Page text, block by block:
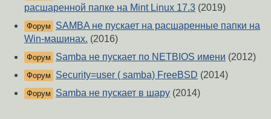
расшаренной папке на Mint Linux 17.3 (2019)
Форум
SAMBA не пускает на расшаренные папки на
Win-машинах. (2016)
Форум Samba не пускает по NETBIOS имени (2012)
Форум Security=user ( samba) FreeBSD (2014)
Форум Samba не пускает в шару (2014)